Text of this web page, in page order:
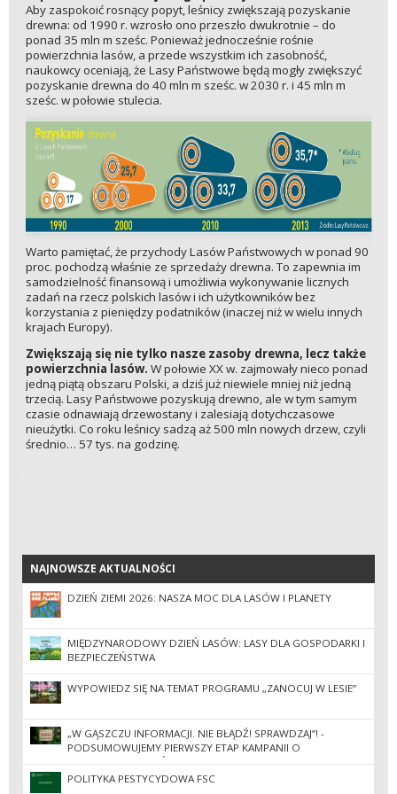
Aby zaspokoić rosnący popyt, leśnicy zwiększają pozyskanie
drewna: od 1990 r. wzrosło ono przeszło dwukrotnie – do
ponad 35 mln m sześc. Ponieważ jednocześnie rośnie
powierzchnia lasów, a przede wszystkim ich zasobność,
naukowcy oceniają, że Lasy Państwowe będą mogły zwiększyć
pozyskanie drewna do 40 mln m sześc. w 2030 r. i 45 mln m
sześc. w połowie stulecia.
Warto pamiętać, że przychody Lasów Państwowych w ponad 90
proc. pochodzą właśnie ze sprzedaży drewna. To zapewnia im
samodzielność finansową i umożliwia wykonywanie licznych
zadań na rzecz polskich lasów i ich użytkowników bez
korzystania z pieniędzy podatników (inaczej niż w wielu innych
krajach Europy).
Zwiększają się nie tylko nasze zasoby drewna, lecz także
powierzchnia lasów. W połowie XX w. zajmowały nieco ponad
jedną piątą obszaru Polski, a dziś już niewiele mniej niż jedną
trzecią. Lasy Państwowe pozyskują drewno, ale w tym samym
czasie odnawiają drzewostany i zalesiają dotychczasowe
nieużytki. Co roku leśnicy sadzą aż 500 mln nowych drzew, czyli
średnio… 57 tys. na godzinę.
NAJNOWSZE AKTUALNOŚCI
NAJNOWSZE AKTUALNOŚCI
DZIEŃ ZIEMI 2026: NASZA MOC DLA LASÓW I PLANETY
MIĘDZYNARODOWY DZIEŃ LASÓW: LASY DLA GOSPODARKI I
BEZPIECZEŃSTWA
WYPOWIEDZ SIĘ NA TEMAT PROGRAMU „ZANOCUJ W LESIE”
„W GĄSZCZU INFORMACJI. NIE BŁĄDŹ! SPRAWDZAJ”! -
PODSUMOWUJEMY PIERWSZY ETAP KAMPANII O
DEZINFORMACJI W ŚRODOWISKU PRZYRODNICZYM
POLITYKA PESTYCYDOWA FSC